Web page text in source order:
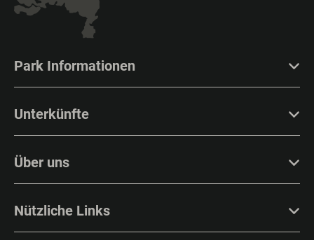
Park Informationen
Unterkünfte
Über uns
Nützliche Links